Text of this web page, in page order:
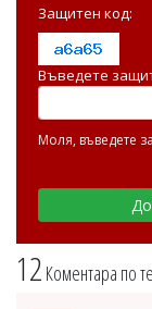
12 Коментара по
Защитен код:
Въведете
Моля, въведете